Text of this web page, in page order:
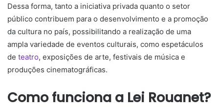
Dessa forma, tanto a iniciativa privada quanto o setor
público contribuem para o desenvolvimento e a promoção
da cultura no país, possibilitando a realização de uma
ampla variedade de eventos culturais, como espetáculos
de teatro, exposições de arte, festivais de música e
produções cinematográficas.
Como funciona a Lei Rouanet?